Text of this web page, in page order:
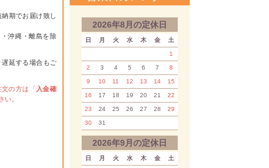
期でお届け致し
沖縄・離島を除
延する場合もご
の方は「 入金確
い。
2026年8月の定休日
日 月 火 水 木 金 土
1
2 3 4 5 6 7 8
9 10 11 12 13 14 15
16 17 18 19 20 21 22
23 24 25 26 27 28 29
30 31
2026年9月の定休日
日 月 火 水 木 金 土